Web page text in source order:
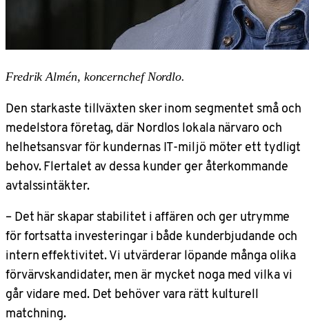
Fredrik Almén, koncernchef Nordlo.
Den starkaste tillväxten sker inom segmentet små och
medelstora företag, där Nordlos lokala närvaro och
helhetsansvar för kundernas IT-miljö möter ett tydligt
behov. Flertalet av dessa kunder ger återkommande
avtalssintäkter.
– Det här skapar stabilitet i affären och ger utrymme
för fortsatta investeringar i både kunderbjudande och
intern effektivitet. Vi utvärderar löpande många olika
förvärvskandidater, men är mycket noga med vilka vi
går vidare med. Det behöver vara rätt kulturell
matchning.